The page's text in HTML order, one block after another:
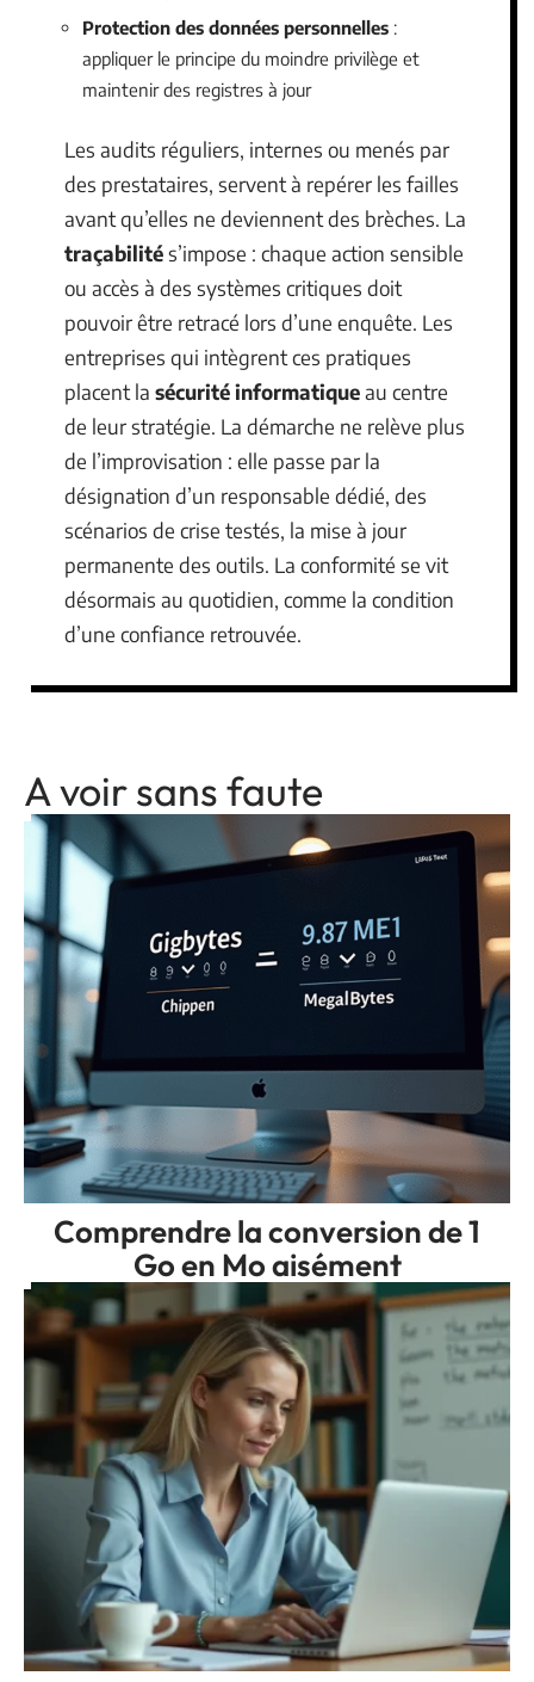
Protection des données personnelles :
appliquer le principe du moindre privilège et
maintenir des registres à jour
Les audits réguliers, internes ou menés par
des prestataires, servent à repérer les failles
avant qu’elles ne deviennent des brèches. La
traçabilités’impose : chaque action sensible
ou accès à des systèmes critiques doit
pouvoir être retracé lors d’une enquête. Les
entreprises qui intègrent ces pratiques
placent la sécurité informatiqueau centre
de leur stratégie. La démarche ne relève plus
de l’improvisation : elle passe par la
désignation d’un responsable dédié, des
scénarios de crise testés, la mise à jour
permanente des outils. La conformité se vit
désormais au quotidien, comme la condition
d’une confiance retrouvée.
A voir sans faute
Comprendre la conversion de 1
Go en Mo aisément